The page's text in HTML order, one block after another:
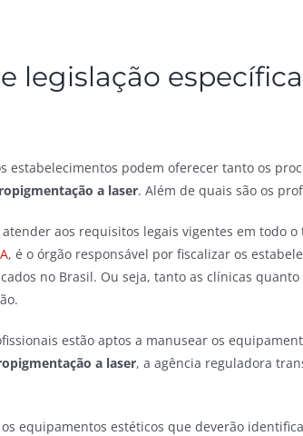
legislação
estabelecimentos podem oferecer tanto os
a laser. Além de quais são os
aos requisitos legais vigentes em todo
, é o órgão responsável por fiscalizar os
no Brasil. Ou seja, tanto as clínicas
estão aptos a manusear os
a laser, a agência reguladora
equipamentos estéticos que deverão